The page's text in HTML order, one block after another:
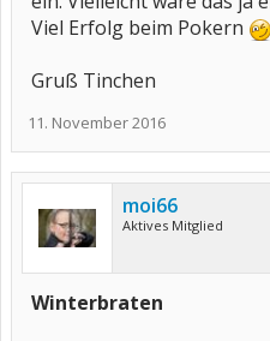
Viel Erfolg beim Pokern
Gruß Tinchen
11. November 2016
moi66
Aktives Mitglied
Winterbraten